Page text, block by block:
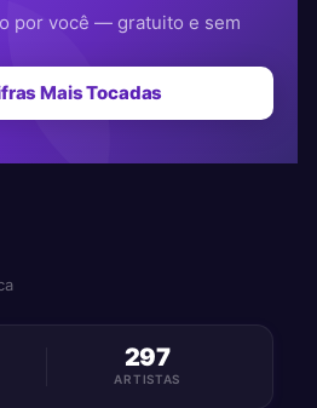
por você — gratuito e sem
Mais Tocadas
297
ARTISTAS